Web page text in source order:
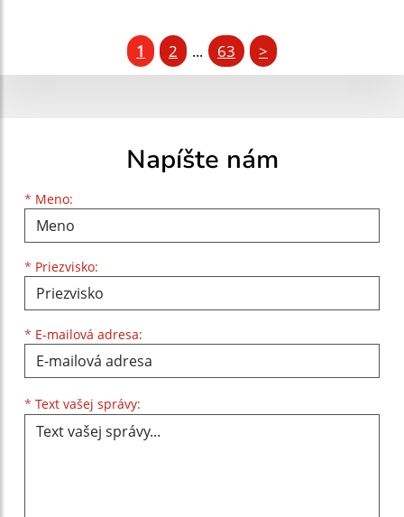
1 2 ... 63 >
Napíšte nám
* Meno:
Meno
* Priezvisko:
Priezvisko
* E-mailová adresa:
E-mailová adresa
* Text vašej správy: